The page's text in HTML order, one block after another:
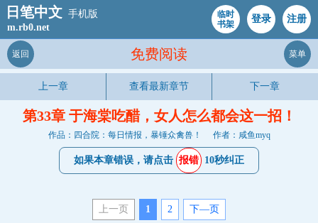
日笔中文 手机版
m.rb0.net
临时
书架
登录 注册
免费阅读
返回 菜单
上一章 查看最新章节 下一章
第33章 于海棠吃醋，女人怎么都会这一招！
作品：四合院：每日情报，暴锤众禽兽！ 作者：咸鱼myq
如果本章错误，请点击 报错 10秒纠正
上一页 1 2 下—页